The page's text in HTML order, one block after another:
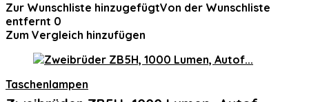
Zur Wunschliste hinzugefügtVon der Wunschliste
entfernt 0
Zum Vergleich hinzufügen
Taschenlampen